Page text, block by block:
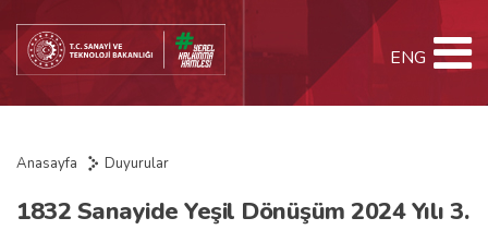
ENG
Anasayfa Duyurular
1832 Sanayide Yeşil Dönüşüm 2024 Yılı 3.